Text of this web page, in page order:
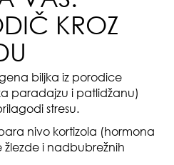
KROZ
biljka iz porodice
paradajzu i patlidžanu)
stresu.
nivo kortizola (hormona
žlezde i nadbubrežnih